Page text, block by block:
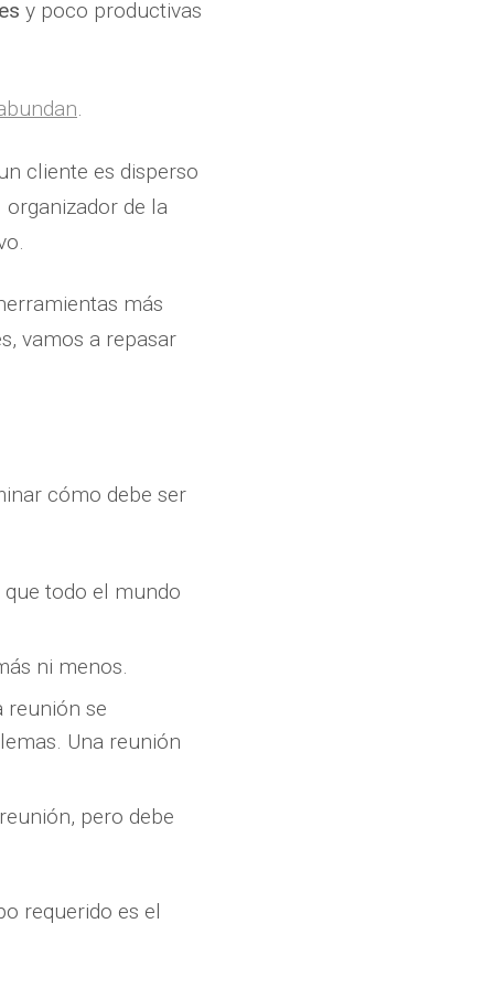
y poco productivas
cliente es disperso
de la
más
vamos a repasar
cómo debe ser
todo el mundo
ni menos.
reunión se
Una reunión
pero debe
requerido es el